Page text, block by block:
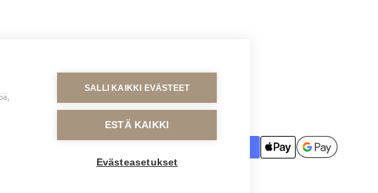
MAKSUTAVAT
SALLI KAIKKI EVÄSTEET
ESTÄ KAIKKI
Evästeasetukset